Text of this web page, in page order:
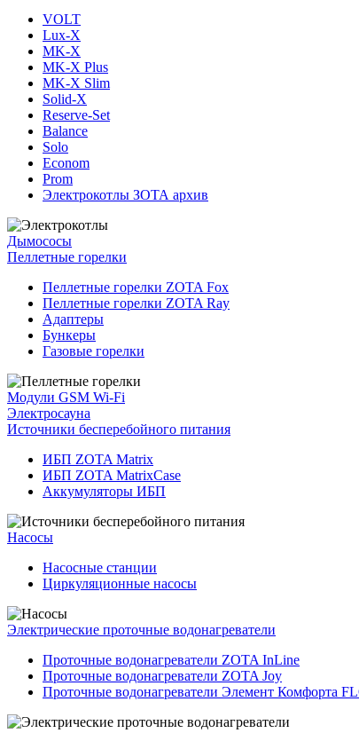
VOLT
Lux-X
MK-X
MK-X Plus
MK-X Slim
Solid-X
Reserve-Set
Balance
Solo
Econom
Prom
Электрокотлы ЗОТА архив
Дымососы
Пеллетные горелки
Пеллетные горелки ZOTA Fox
Пеллетные горелки ZOTA Ray
Адаптеры
Бункеры
Газовые горелки
Модули GSM Wi-Fi
Электросауна
Источники бесперебойного питания
ИБП ZOTA Matrix
ИБП ZOTA MatrixCase
Аккумуляторы ИБП
Насосы
Насосные станции
Циркуляционные насосы
Электрические проточные водонагреватели
Проточные водонагреватели ZOTA InLine
Проточные водонагреватели ZOTA Joy
Проточные водонагреватели Элемент Комфорта